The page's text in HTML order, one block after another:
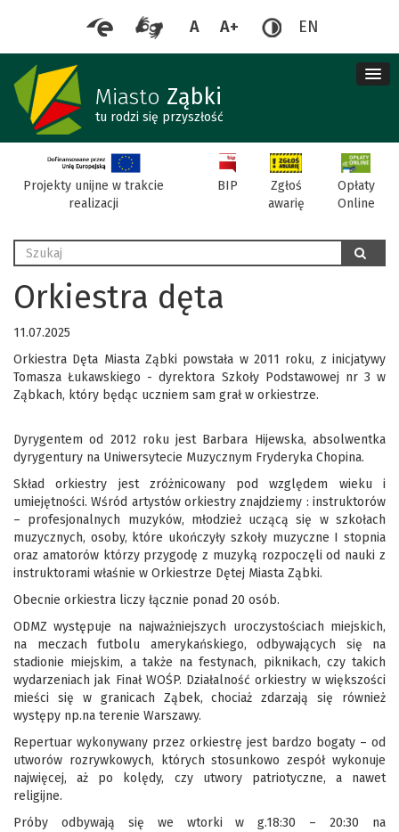
A A+ EN
Miasto Ząbki
tu rodzi się przyszłość
Projekty unijne w trakcie
realizacji
BIP
Zgłoś
awarię
Opłaty
Online
Wyszukaj szukaj
Orkiestra dęta
11.07.2025
Orkiestra Dęta Miasta Ząbki powstała w 2011 roku, z inicjatywy
Tomasza Łukawskiego - dyrektora Szkoły Podstawowej nr 3 w
Ząbkach, który będąc uczniem sam grał w orkiestrze.
Dyrygentem od 2012 roku jest Barbara Hijewska, absolwentka
dyrygentury na Uniwersytecie Muzycznym Fryderyka Chopina.
Skład orkiestry jest zróżnicowany pod względem wieku i
umiejętności. Wśród artystów orkiestry znajdziemy : instruktorów
– profesjonalnych muzyków, młodzież uczącą się w szkołach
muzycznych, osoby, które ukończyły szkoły muzyczne I stopnia
oraz amatorów którzy przygodę z muzyką rozpoczęli od nauki z
instruktorami właśnie w Orkiestrze Dętej Miasta Ząbki.
Obecnie orkiestra liczy łącznie ponad 20 osób.
ODMZ występuje na najważniejszych uroczystościach miejskich,
na meczach futbolu amerykańskiego, odbywających się na
stadionie miejskim, a także na festynach, piknikach, czy takich
wydarzeniach jak Finał WOŚP. Działalność orkiestry w większości
mieści się w granicach Ząbek, chociaż zdarzają się również
występy np.na terenie Warszawy.
Repertuar wykonywany przez orkiestrę jest bardzo bogaty – od
utworów rozrywkowych, których stosunkowo zespół wykonuje
najwięcej, aż po kolędy, czy utwory patriotyczne, a nawet
religijne.
Próby odbywają się we wtorki w g.18:30 – 20:30 na